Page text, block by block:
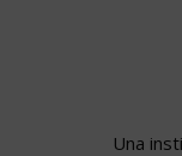
Una